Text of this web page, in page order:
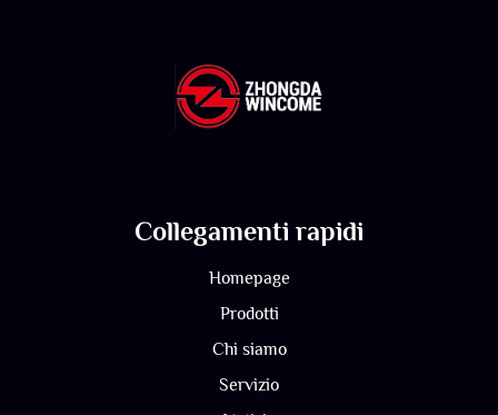
Collegamenti rapidi
Homepage
Prodotti
Chi siamo
Servizio